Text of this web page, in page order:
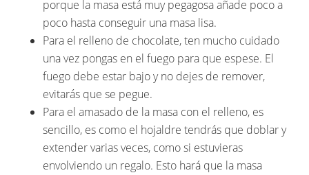
porque la masa está muy pegagosa añade poco a
poco hasta conseguir una masa lisa.
Para el relleno de chocolate, ten mucho cuidado
una vez pongas en el fuego para que espese. El
fuego debe estar bajo y no dejes de remover,
evitarás que se pegue.
Para el amasado de la masa con el relleno, es
sencillo, es como el hojaldre tendrás que doblar y
extender varias veces, como si estuvieras
envolviendo un regalo. Esto hará que la masa